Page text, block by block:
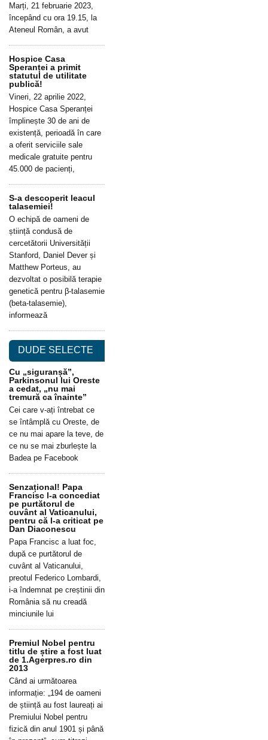
Marți, 21 februarie 2023,
începând cu ora 19.15, la
Ateneul Român, a avut
Hospice Casa
Speranței a primit
statutul de utilitate
publică!
Vineri, 22 aprilie 2022,
Hospice Casa Speranței
împlinește 30 de ani de
existență, perioadă în care
a oferit serviciile sale
medicale gratuite pentru
45.000 de pacienți,
S-a descoperit leacul
talasemiei!
O echipă de oameni de
știință condusă de
cercetătorii Universității
Stanford, Daniel Dever și
Matthew Porteus, au
dezvoltat o posibilă terapie
genetică pentru β-talasemie
(beta-talasemie),
informează
DUDE SELECTE
Cu „siguranșă”,
Parkinsonul lui Oreste
a cedat, „nu mai
tremură ca înainte”
Cei care v-ați întrebat ce
se întâmplă cu Oreste, de
ce nu mai apare la teve, de
ce nu se mai zburlește la
Badea pe Facebook
Senzațional! Papa
Francisc l-a concediat
pe purtătorul de
cuvânt al Vaticanului,
pentru că l-a criticat pe
Dan Diaconescu
Papa Francisc a luat foc,
după ce purtătorul de
cuvânt al Vaticanului,
preotul Federico Lombardi,
i-a îndemnat pe creștinii din
România să nu creadă
minciunile lui
Premiul Nobel pentru
titlu de știre a fost luat
de 1.Agerpres.ro din
2013
Când ai următoarea
informație: „194 de oameni
de știință au fost laureați ai
Premiului Nobel pentru
fizică din anul 1901 și până